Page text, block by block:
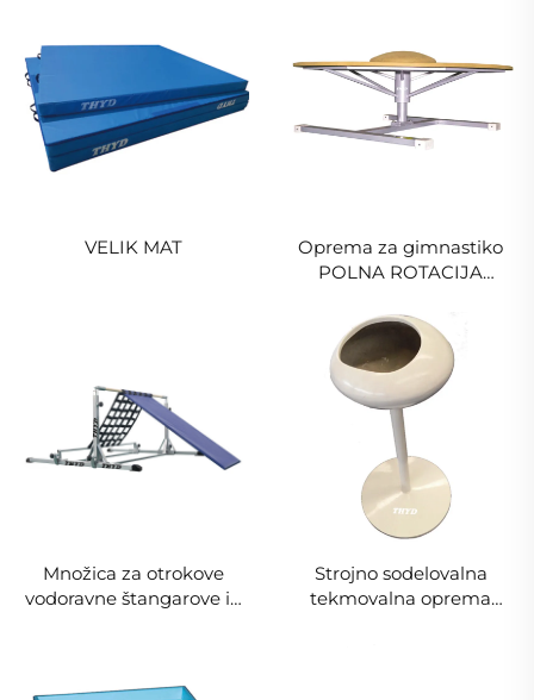
VELIK MAT
Oprema za gimnastiko
POLNA ROTACIJA
rotacijsko ploščo za
izvajanje na krogli z rukoji
Množica za otrokove
vodoravne štangarove in
Strojno sodelovalna
tekmovalna oprema